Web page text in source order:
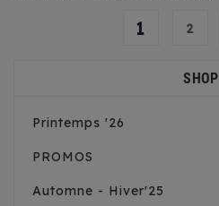
1 2
SHOP
Printemps '26
PROMOS
Automne - Hiver'25